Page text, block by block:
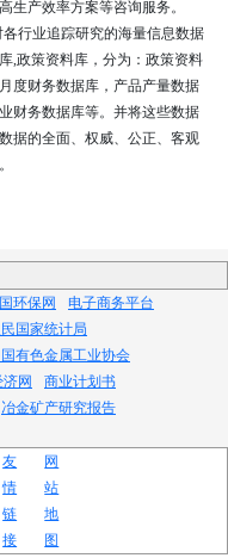
生产效率方案等咨询服务。
行业追踪研究的海量信息数据
,政策资料库，分为：政策资料
度财务数据库，产品产量数据
财务数据库等。并将这些数据
据的全面、权威、公正、客观
环保网
电子商务平台
国家统计局
有色金属工业协会
网
商业计划书
冶金矿产研究报告
友
情
链
接
网
站
地
图